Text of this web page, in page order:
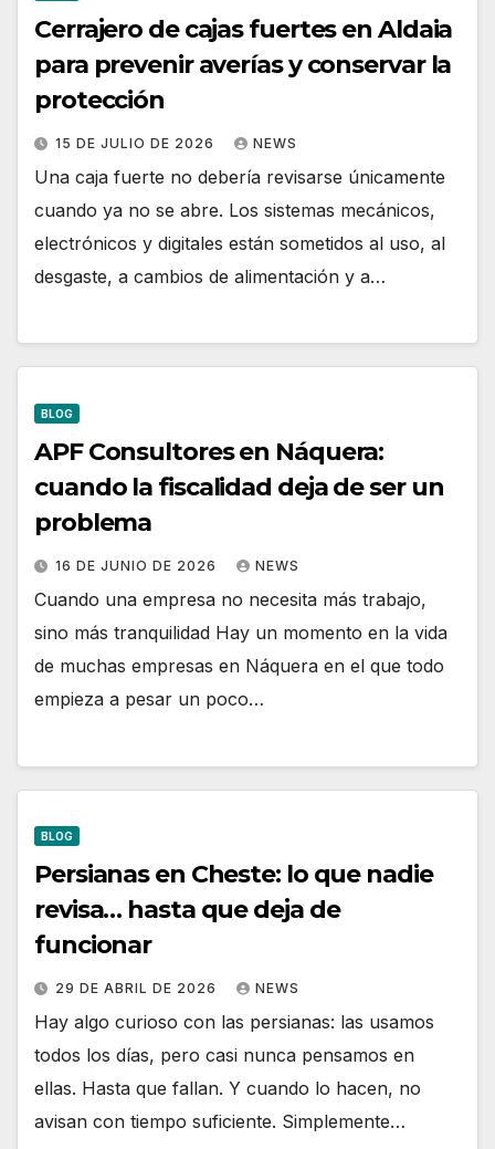
Cerrajero de cajas fuertes en Aldaia
para prevenir averías y conservar la
protección
15 DE JULIO DE 2026 NEWS
Una caja fuerte no debería revisarse únicamente
cuando ya no se abre. Los sistemas mecánicos,
electrónicos y digitales están sometidos al uso, al
desgaste, a cambios de alimentación y a…
BLOG
APF Consultores en Náquera:
cuando la fiscalidad deja de ser un
problema
16 DE JUNIO DE 2026 NEWS
Cuando una empresa no necesita más trabajo,
sino más tranquilidad Hay un momento en la vida
de muchas empresas en Náquera en el que todo
empieza a pesar un poco…
BLOG
Persianas en Cheste: lo que nadie
revisa… hasta que deja de
funcionar
29 DE ABRIL DE 2026 NEWS
Hay algo curioso con las persianas: las usamos
todos los días, pero casi nunca pensamos en
ellas. Hasta que fallan. Y cuando lo hacen, no
avisan con tiempo suficiente. Simplemente…